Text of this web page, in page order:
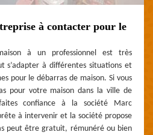
à contacter pour le
à un professionnel est très
s’adapter à différentes situations et
pour le débarras de maison. Si vous
pour votre maison dans la ville de
confiance à la société Marc
à intervenir et la société propose
peut être gratuit, rémunéré ou bien